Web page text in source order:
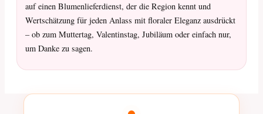
auf einen Blumenlieferdienst, der die Region kennt und
Wertschätzung für jeden Anlass mit floraler Eleganz ausdrückt
– ob zum Muttertag, Valentinstag, Jubiläum oder einfach nur,
um Danke zu sagen.